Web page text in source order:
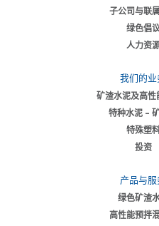
子公司与联
绿色倡
人力资
我们的业
矿渣水泥及高性
特种水泥 –
特殊塑
投资
产品与
绿色矿渣
高性能预拌